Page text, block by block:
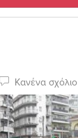
Κανένα σχόλιο